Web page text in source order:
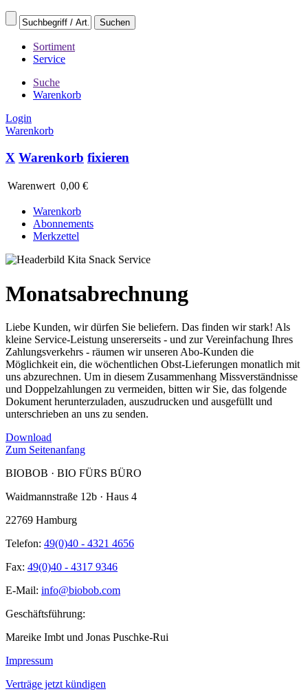
Sortiment
Service
Suche
Warenkorb
Login
Warenkorb
X Warenkorb fixieren
Warenwert 0,00 €
Warenkorb
Abonnements
Merkzettel
Monatsabrechnung
Liebe Kunden, wir dürfen Sie beliefern. Das finden wir stark! Als
kleine Service-Leistung unsererseits - und zur Vereinfachung Ihres
Zahlungsverkehrs - räumen wir unseren Abo-Kunden die
Möglichkeit ein, die wöchentlichen Obst-Lieferungen monatlich mit
uns abzurechnen. Um in diesem Zusammenhang Missverständnisse
und Doppelzahlungen zu vermeiden, bitten wir Sie, das folgende
Dokument herunterzuladen, auszudrucken und ausgefüllt und
unterschrieben an uns zu senden.
Download
Zum Seitenanfang
BIOBOB · BIO FÜRS BÜRO
Waidmannstraße 12b · Haus 4
22769 Hamburg
Telefon: 49(0)40 - 4321 4656
Fax: 49(0)40 - 4317 9346
E-Mail: info@biobob.com
Geschäftsführung:
Mareike Imbt und Jonas Puschke-Rui
Impressum
Verträge jetzt kündigen